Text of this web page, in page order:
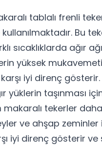
tablalı frenli
Bu
sıcaklıklarda ağır
yüksek
iyi direnç
yüklerin taşınması
makaralı tekerler
ve ahşap zeminler
iyi direnç gösterir ve